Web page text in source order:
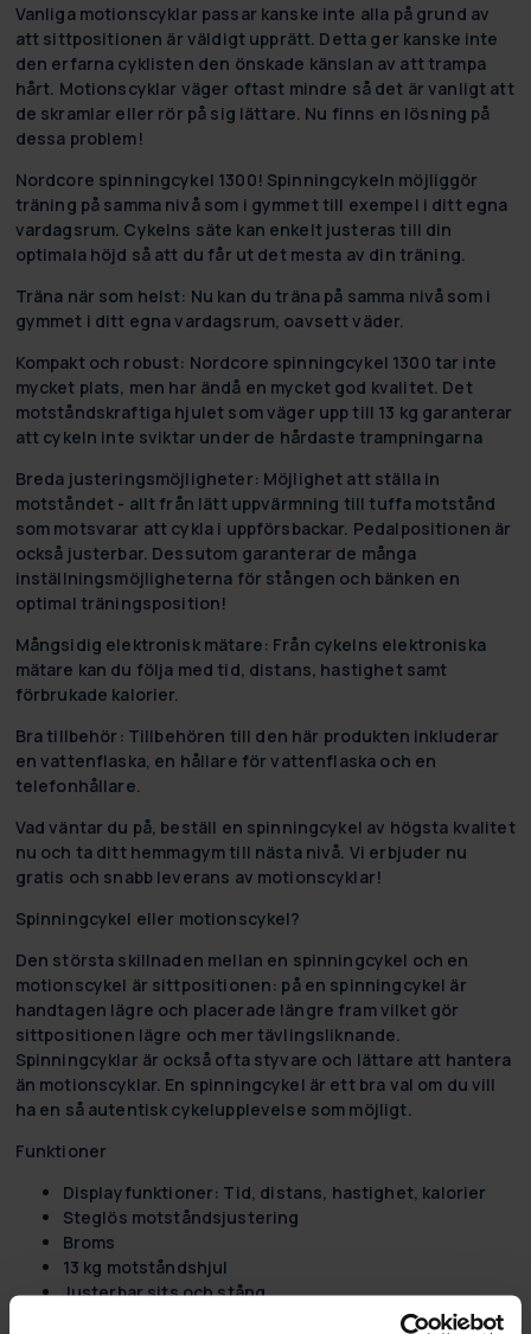
Vanliga motionscyklar passar kanske inte alla på grund av
att sittpositionen är väldigt upprätt. Detta ger kanske inte
den erfarna cyklisten den önskade känslan av att trampa
hårt. Motionscyklar väger oftast mindre så det är vanligt att
de skramlar eller rör på sig lättare. Nu finns en lösning på
dessa problem!
Nordcore spinningcykel 1300! Spinningcykeln möjliggör
träning på samma nivå som i gymmet till exempel i ditt egna
vardagsrum. Cykelns säte kan enkelt justeras till din
optimala höjd så att du får ut det mesta av din träning.
Träna när som helst: Nu kan du träna på samma nivå som i
gymmet i ditt egna vardagsrum, oavsett väder.
Kompakt och robust: Nordcore spinningcykel 1300 tar inte
mycket plats, men har ändå en mycket god kvalitet. Det
motståndskraftiga hjulet som väger upp till 13 kg garanterar
att cykeln inte sviktar under de hårdaste trampningarna
Breda justeringsmöjligheter: Möjlighet att ställa in
motståndet - allt från lätt uppvärmning till tuffa motstånd
som motsvarar att cykla i uppförsbackar. Pedalpositionen är
också justerbar. Dessutom garanterar de många
inställningsmöjligheterna för stången och bänken en
optimal träningsposition!
Mångsidig elektronisk mätare: Från cykelns elektroniska
mätare kan du följa med tid, distans, hastighet samt
förbrukade kalorier.
Bra tillbehör: Tillbehören till den här produkten inkluderar
en vattenflaska, en hållare för vattenflaska och en
telefonhållare.
Vad väntar du på, beställ en spinningcykel av högsta kvalitet
nu och ta ditt hemmagym till nästa nivå. Vi erbjuder nu
gratis och snabb leverans av motionscyklar!
Spinningcykel eller motionscykel?
Den största skillnaden mellan en spinningcykel och en
motionscykel är sittpositionen: på en spinningcykel är
handtagen lägre och placerade längre fram vilket gör
sittpositionen lägre och mer tävlingsliknande.
Spinningcyklar är också ofta styvare och lättare att hantera
än motionscyklar. En spinningcykel är ett bra val om du vill
ha en så autentisk cykelupplevelse som möjligt.
Funktioner
Displayfunktioner: Tid, distans, hastighet, kalorier
Steglös motståndsjustering
Broms
13 kg motståndshjul
Justerbar sits och stång